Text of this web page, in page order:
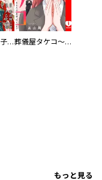
生贄の村【電子単行本版】 葬儀屋タケコ～あなたの最期、叶えます【電子単行本版】
もっと見る